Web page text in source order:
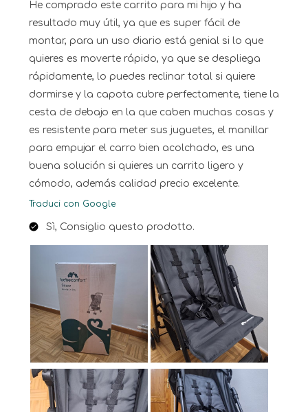
He comprado este carrito para mi hijo y ha
resultado muy útil, ya que es super fácil de
montar, para un uso diario está genial si lo que
quieres es moverte rápido, ya que se despliega
rápidamente, lo puedes reclinar total si quiere
dormirse y la capota cubre perfectamente, tiene la
cesta de debajo en la que caben muchas cosas y
es resistente para meter sus juguetes, el manillar
para empujar el carro bien acolchado, es una
buena solución si quieres un carrito ligero y
cómodo, además calidad precio excelente.
Traduci con Google
Sì, Consiglio questo prodotto.